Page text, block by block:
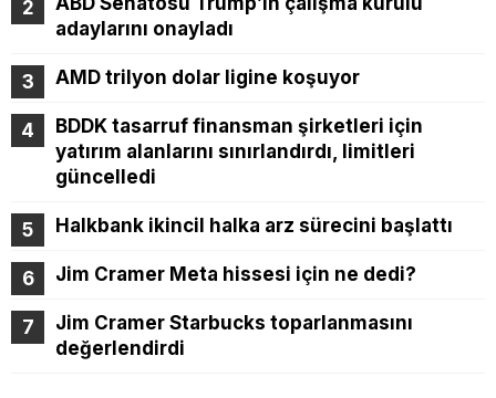
adaylarını onayladı
AMD trilyon dolar ligine koşuyor
BDDK tasarruf finansman şirketleri için
yatırım alanlarını sınırlandırdı, limitleri
güncelledi
Halkbank ikincil halka arz sürecini başlattı
Jim Cramer Meta hissesi için ne dedi?
Jim Cramer Starbucks toparlanmasını
değerlendirdi